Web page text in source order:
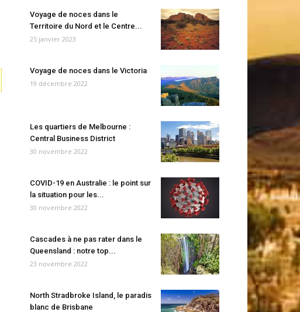
Voyage de noces dans le
Territoire du Nord et le Centre...
25 janvier 2023
Voyage de noces dans le Victoria
19 décembre 2022
Les quartiers de Melbourne :
Central Business District
30 novembre 2022
COVID-19 en Australie : le point sur
la situation pour les...
30 novembre 2022
Cascades à ne pas rater dans le
Queensland : notre top...
23 novembre 2022
North Stradbroke Island, le paradis
blanc de Brisbane